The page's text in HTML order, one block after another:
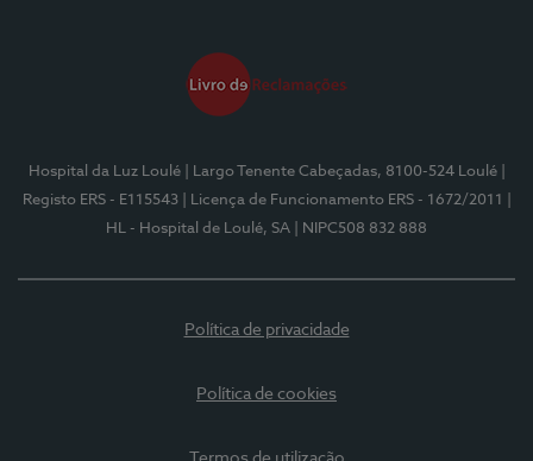
Hospital da Luz Loulé | Largo Tenente Cabeçadas, 8100-524 Loulé
Registo ERS - E115543
| Licença de Funcionamento ERS - 1672/2011
HL - Hospital de Loulé, SA
| NIPC508 832 888
Política de privacidade
Política de cookies